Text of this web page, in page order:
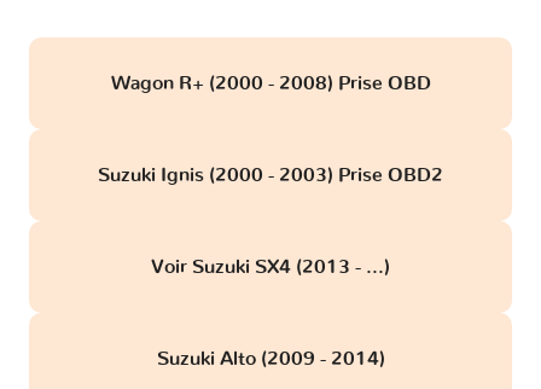
Wagon R+ (2000 - 2008) Prise OBD
Suzuki Ignis (2000 - 2003) Prise OBD2
Voir Suzuki SX4 (2013 - ...)
Suzuki Alto (2009 - 2014)